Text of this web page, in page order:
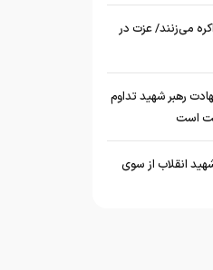
می‌زنند/ عزت در
رهبر شهید تداوم
است
انقلاب از سوی